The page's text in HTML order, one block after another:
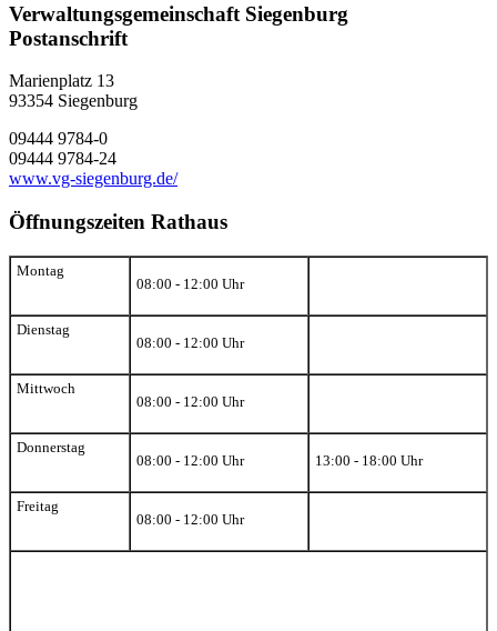
Verwaltungsgemeinschaft Siegenburg
Postanschrift
Marienplatz 13
93354 Siegenburg
09444 9784-0
09444 9784-24
www.vg-siegenburg.de/
Öffnungszeiten Rathaus
Montag
08:00 - 12:00 Uhr
Dienstag
08:00 - 12:00 Uhr
Mittwoch
08:00 - 12:00 Uhr
Donnerstag
08:00 - 12:00 Uhr
13:00 - 18:00 Uhr
Freitag
08:00 - 12:00 Uhr